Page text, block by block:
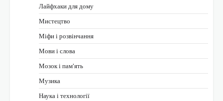
Лайфхаки для дому
Мистецтво
Міфи і розвінчання
Мови і слова
Мозок і пам'ять
Музика
Наука і технології